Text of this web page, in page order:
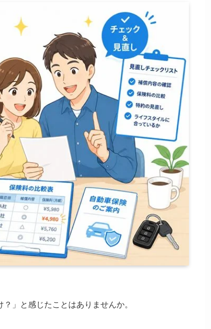
」と感じたことはありませんか。